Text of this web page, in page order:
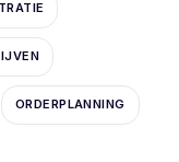
ORDERPLANNING